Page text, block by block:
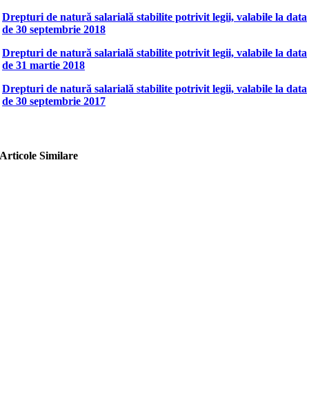
Drepturi de natură salarială stabilite potrivit legii, valabile la data
de 30 septembrie 2018
Drepturi de natură salarială stabilite potrivit legii, valabile la data
de 31 martie 2018
Drepturi de natură salarială stabilite potrivit legii, valabile la data
de 30 septembrie 2017
Articole Similare